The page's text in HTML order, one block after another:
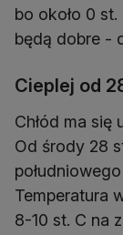
bo około 0
będą dobre -
Cieplej od
Chłód ma
Od środy 28
Temperatura
8-10 st. C na